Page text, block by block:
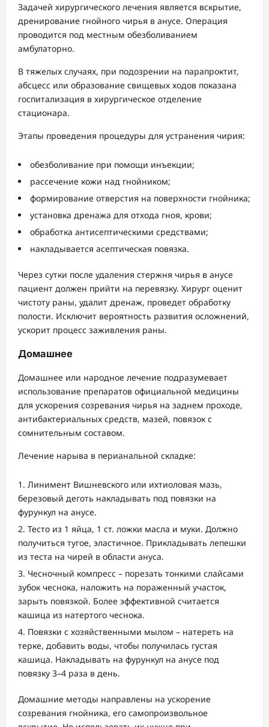
Задачей хирургического лечения является вскрытие,
дренирование гнойного чирья в анусе. Операция
проводится под местным обезболиванием
амбулаторно.
В тяжелых случаях, при подозрении на парапроктит,
абсцесс или образование свищевых ходов показана
госпитализация в хирургическое отделение
стационара.
Этапы проведения процедуры для устранения чирия:
обезболивание при помощи инъекции;
рассечение кожи над гнойником;
формирование отверстия на поверхности гнойника;
установка дренажа для отхода гноя, крови;
обработка антисептическими средствами;
накладывается асептическая повязка.
Через сутки после удаления стержня чирья в анусе
пациент должен прийти на перевязку. Хирург оценит
чистоту раны, удалит дренаж, проведет обработку
полости. Исключит вероятность развития осложнений,
ускорит процесс заживления раны.
Домашнее
Домашнее или народное лечение подразумевает
использование препаратов официальной медицины
для ускорения созревания чирья на заднем проходе,
антибактериальных средств, мазей, повязок с
сомнительным составом.
Лечение нарыва в перианальной складке:
Линимент Вишневского или ихтиоловая мазь,
березовый деготь накладывать под повязки на
фурункул на анусе.
Тесто из 1 яйца, 1 ст. ложки масла и муки. Должно
получиться тугое, эластичное. Прикладывать лепешки
из теста на чирей в области ануса.
Чесночный компресс – порезать тонкими слайсами
зубок чеснока, наложить на пораженный участок,
зарыть повязкой. Более эффективной считается
кашица из натертого чеснока.
Повязки с хозяйственными мылом – натереть на
терке, добавить воды, чтобы получилась густая
кашица. Накладывать на фурункул на анусе под
повязку 3–4 раза в день.
Домашние методы направлены на ускорение
созревания гнойника, его самопроизвольное